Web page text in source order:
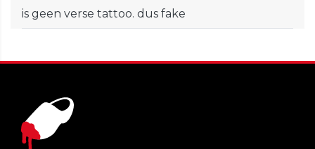
is geen verse tattoo. dus fake